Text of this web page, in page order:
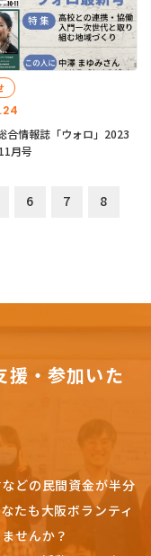
合情報誌「ウォロ」2023
月号
6 7
8
援・参加いた
どの民間資金が半分
たも大阪ボランティ
せんか？